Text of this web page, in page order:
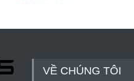
VỀ CHÚNG TÔI